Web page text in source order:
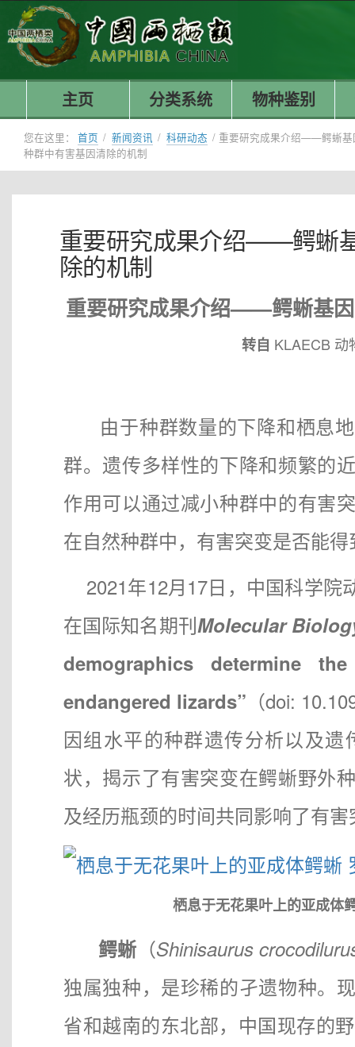
主页 分类系统 物种鉴别
您在这里： 首页 / 新闻资讯 / 科研动态 / 重要研究成果介绍——鳄蜥基
种群中有害基因清除的机制
重要研究成果介绍——鳄蜥
除的机制
重要研究成果介绍——鳄蜥基
转自 KLAECB 动
由于种群数量的下降和栖息地
群。遗传多样性的下降和频繁的
作用可以通过减小种群中的有害
在自然种群中，有害突变是否能
2021年12月17日，中国科学院
在国际知名期刊Molecular
demographics determine
endangered lizards” （doi:
因组水平的种群遗传分析以及
状，揭示了有害突变在鳄蜥野外
及经历瓶颈的时间共同影响了有
栖息于无花果叶上的亚成体
鳄蜥 （Shinisaurus
独属独种，是珍稀的孑遗物种。
省和越南的东北部，中国现存的